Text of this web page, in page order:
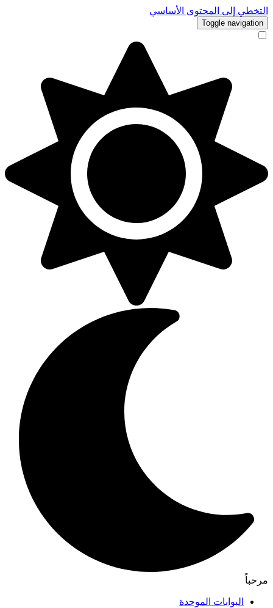
التخطي إلى المحتوى الأساسي
Toggle navigation
مرحباً
البوابات الموحدة